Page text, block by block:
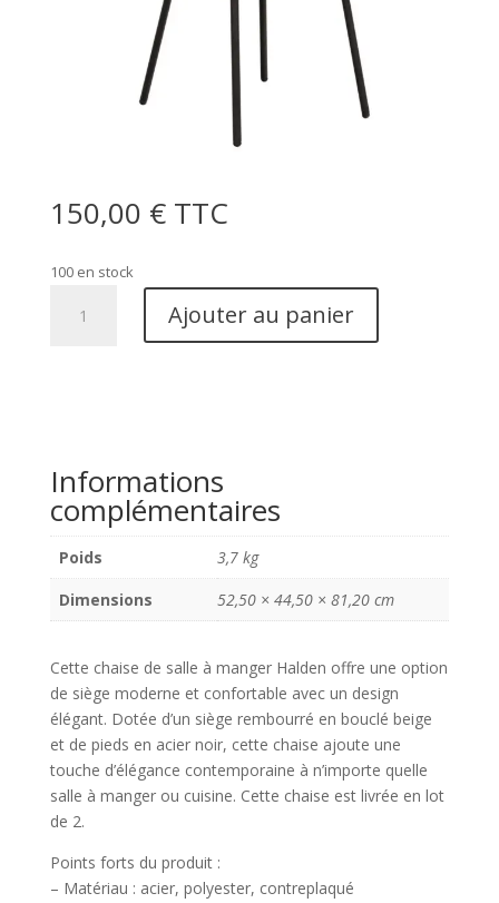
150,00 € TTC
100 en stock
de
salle
à
manger
en
bouclé,
pieds
noirs
-
Lot
de
2
Ajouter au panier
Informations
complémentaires
Poids
3,7 kg
Dimensions
52,50 × 44,50 × 81,20 cm
Cette chaise de salle à manger Halden offre une option
de siège moderne et confortable avec un design
élégant. Dotée d’un siège rembourré en bouclé beige
et de pieds en acier noir, cette chaise ajoute une
touche d’élégance contemporaine à n’importe quelle
salle à manger ou cuisine. Cette chaise est livrée en lot
de 2.
Points forts du produit :
– Matériau : acier, polyester, contreplaqué